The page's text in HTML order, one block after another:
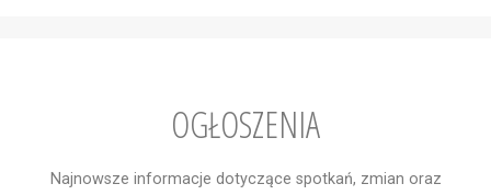
OGŁOSZENIA
Najnowsze informacje dotyczące spotkań, zmian oraz